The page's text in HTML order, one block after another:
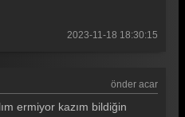
2023-11-18 18:30:15
önder acar
ermiyor kazım bildiğin